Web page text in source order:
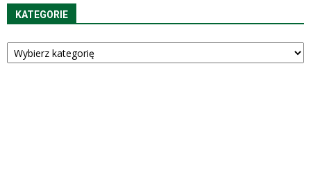
KATEGORIE
Kategorie